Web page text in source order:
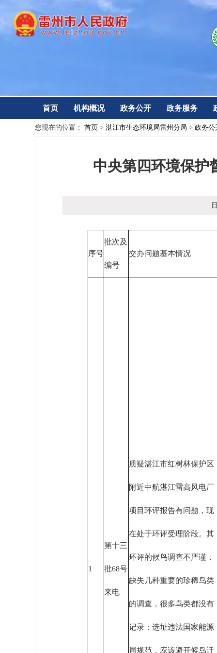
首页 机构概况 政务公开 政务服务
您现在的位置： 首页 > 湛江市生态环境局雷州分局 > 政务公
中央第四环境保护
序号
批次及
编号
交办问题基本情况
1
第十三
批68号
来电
质疑湛江市红树林保护区
附近中航湛江雷高风电厂
项目环评报告有问题，现
在处于环评受理阶段。其
环评的候鸟调查不严谨，
缺失几种重要的珍稀鸟类
的调查，很多鸟类都没有
记录；选址违法国家能源
局规范，应该避开候鸟迁